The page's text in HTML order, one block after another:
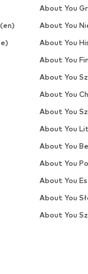
About You
About You
About You
About You
About You
About You
About You
About You
About You
About You
About You
About You
About You